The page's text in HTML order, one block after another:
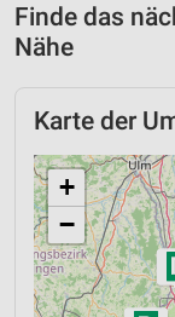
Finde das
Nähe
Karte der
+
−